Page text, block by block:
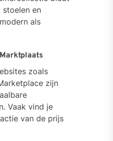
stoelen en
als
zoals
zijn
Vaak vind je
van de prijs